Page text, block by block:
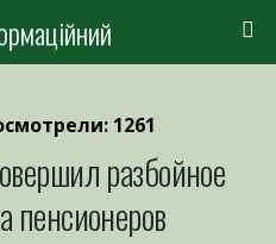
1261
разбойное
пенсионеров